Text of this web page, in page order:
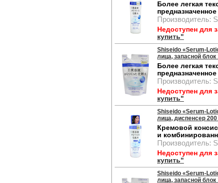
Более легкая
Производитель:
Недоступен для
купить"
Shiseido «Serum-
лица, запасной
Более легкая
Производитель:
Недоступен для
купить"
Shiseido «Serum-
лица, диспенсер
Кремовой
и
Производитель:
Недоступен для
купить"
Shiseido «Serum-
лица, запасной